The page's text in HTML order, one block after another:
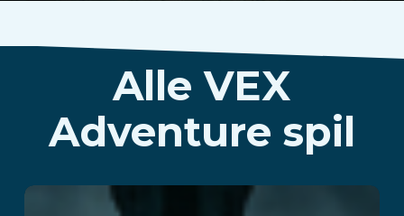
Alle VEX
Adventure spil